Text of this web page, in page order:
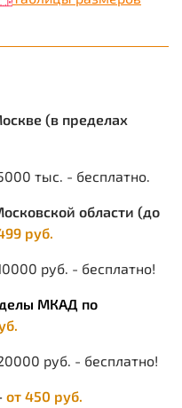
рамка
РОСОМЗ
Termotrek
ТР ТС 019/2011
(в пределах
тыс. - бесплатно.
области (до
руб.
руб. - бесплатно!
МКАД по
руб. - бесплатно!
от 450 руб.